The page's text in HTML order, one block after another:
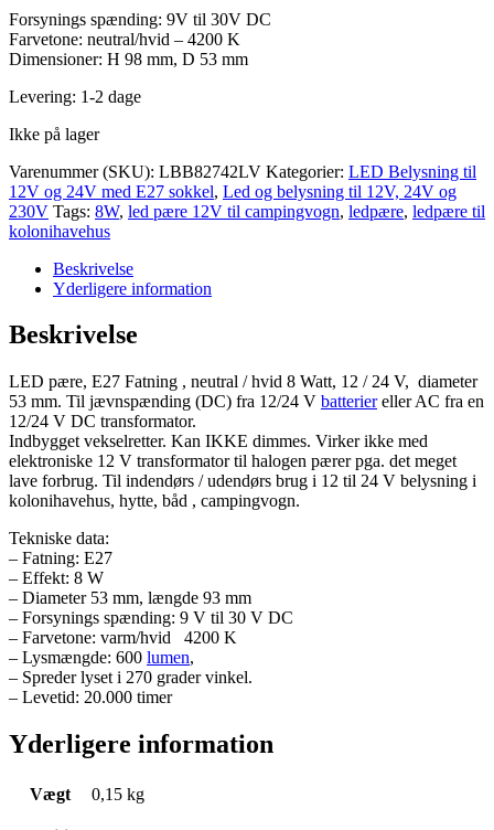
Forsynings spænding: 9V til 30V DC
Farvetone: neutral/hvid – 4200 K
Dimensioner: H 98 mm, D 53 mm
Levering: 1-2 dage
Ikke på lager
Varenummer (SKU): LBB82742LV Kategorier: LED Belysning til
12V og 24V med E27 sokkel, Led og belysning til 12V, 24V og
230V Tags: 8W, led pære 12V til campingvogn, ledpære, ledpære til
kolonihavehus
Beskrivelse
Yderligere information
Beskrivelse
LED pære, E27 Fatning , neutral / hvid 8 Watt, 12 / 24 V, diameter
53 mm. Til jævnspænding (DC) fra 12/24 V batteriereller AC fra en
12/24 V DC transformator.
Indbygget vekselretter. Kan IKKE dimmes. Virker ikke med
elektroniske 12 V transformator til halogen pærer pga. det meget
lave forbrug. Til indendørs / udendørs brug i 12 til 24 V belysning i
kolonihavehus, hytte, båd , campingvogn.
Tekniske data:
– Fatning: E27
– Effekt: 8 W
– Diameter 53 mm, længde 93 mm
– Forsynings spænding: 9 V til 30 V DC
– Farvetone: varm/hvid 4200 K
– Lysmængde: 600 lumen,
– Spreder lyset i 270 grader vinkel.
– Levetid: 20.000 timer
Yderligere information
Vægt 0,15 kg